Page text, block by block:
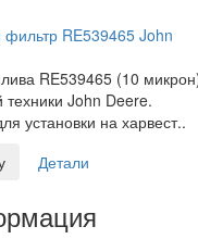
RE539465 John
RE539465 (10
техники John Deere.
установки на харвест..
Детали